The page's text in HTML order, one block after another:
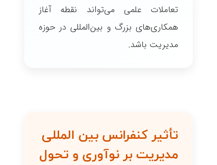
تعاملات علمی می‌تواند نقطه آغاز
همکاری‌های بزرگ و بین‌المللی در حوزه
مدیریت باشد.
تأثیر کنفرانس بین المللی
مدیریت بر نوآوری و تحول